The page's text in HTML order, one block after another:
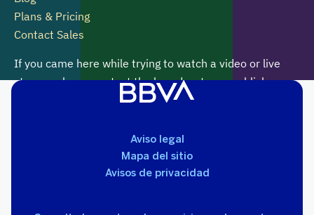
Aviso legal
Mapa del sitio
Avisos de privacidad